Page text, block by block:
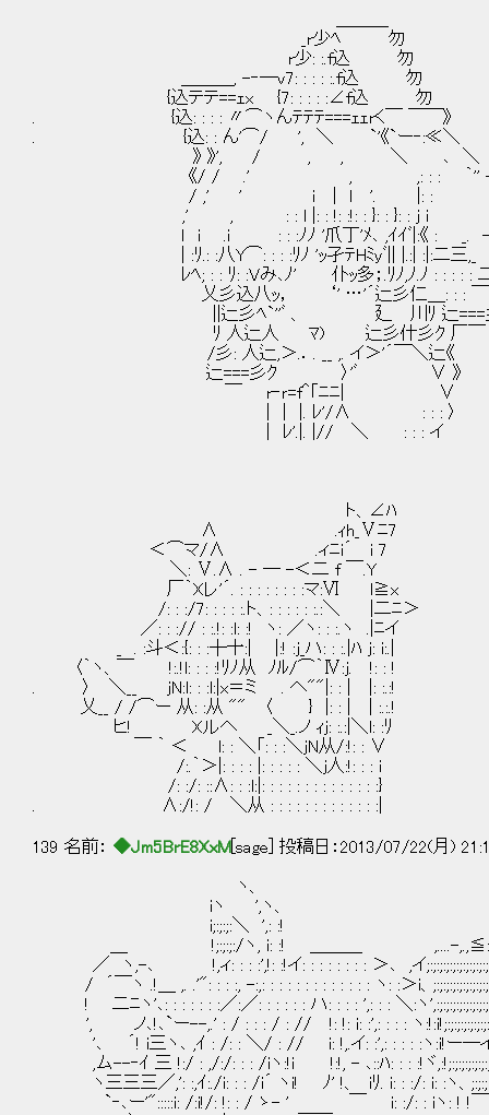
_r少ﾍ 勿
r少: :.f込 勿
＿＿＿, -‐─v7: : : : :.f込 勿
{込テテ==ｪx {7: : : : :∠f込 勿
. {込: : : : 〃⌒ヽんﾃﾃﾃ===ｪｪrく￣ ￣￣》
. {込: : ん'⌒/ ', ＼ `'《`ー‐:≪＼
》 》', / , , ＼ ､ ＼
《/ / .' , ,: : : ｀'' -
/ ,' ' i | l '. |: : ｀'' -
,' , : : l |: : !: :!: : }: : }:
ｌ i .i : : :ﾉﾉ '爪丁'ﾒ､ ,ｲｲﾞ|:《 : _. -
| :ﾘ.: :八Y⌒: : : :ﾘﾉ 'ｯ孑ﾃHﾐyﾞ|| |.:| :|:二三,_
ﾚﾍ; : : ﾘ: :Vみ､ﾉ' 仆ｯ多；.ﾘﾉ,ﾉ.ﾉ : : : : : 二
乂彡込八ｯ， ‘' …'´辷彡仁＿: : : ￣`
||辷彡ﾍ`''ﾞ 、 廴 川ﾘ 辷===彡' ヒナ
ﾘ 人辷人 ﾏ) 辷彡什彡ｸ 厂￣
/彡: 人辷,＞.．. __ ,. イ＞'´￣＼辷《 ヒナ
辷===彡ｸ 〉'ﾞ ∨ 》
￣ r‐ｒ=f＾｢ﾆﾆ| ∨
| | |. ﾚ'/∧ : : : 〉
| ﾚ'.|. |// ＼ : : : イ
ト、∠ﾊ
∧ .ｨh_Ⅴﾆ7
＜⌒マ/∧ .ィﾆi´ i 7
＼: Ⅴ.∧ . - ─ -＜二 f ￣.Y
厂｀Xレ'´. : : : : : : : :マ:Ⅵ l≧x
/: : :/7: : : : :.ト、: : : : : :.:＼ |二ﾆ＞
／: : :// : :.!: :l: :! ヽ: ／ヽ: : :.ヽ .|ﾆイ ぃや
_ . :斗＜:{: : :┼十:| |:! :j_ハ: : :.|ﾊ j: i:.| うみだ
〈｀ヽ、￣ !:.!l: : : :!ﾘﾉ从 ﾉﾙ/⌒｀Ⅳ:j. !: : !
. 〉 ＼__ jN:l: : :l:|x＝ミ . へ""|: : | |: :.:! す
乂__ / /⌒ー 从: :从 "" 〈 } |: : | | :.:.! ボク
ヒ! Xルへ _＼_.ノ ｨj: :.:|＼l: :ﾘ
￣ ｀ ＜ l: : ＼「: : :＼jN从/:!: : ∨ ねーちゃ
/:.｀＞|: : : : |: : : : : ＼j人:!: : : i
/: :/: ::∧: : :l:|: : : : : : : : : : : : : :}
. ∧:/!: / ＼从 : : : : : : : : : : : : :|
139 名前： ◆Jm5BrE8XxM [sage] 投稿日：2013/07/22(月)
ヽ、
iヽ ',ヽ、 ,
i;:;:;:＼ ',: :! , イ
＿ !;:;:;:/ヽ, i: :! ＿＿＿ ,....-
／ ヽ,-､ !,ィ: : : :',!: :!イ: : : : : : : : ＞､ ,イ
/ ´￣ヽ .!＿ ,. .'": : : :, -:,: : : : : : : : : : : : : ヽ: :＞i、
! 二ﾆヽ'､: : : : : : :／:／: : : : : : ハ: : : : ',: : : ＼:ヽ
', ノ､!､`ー--,.' : / : : : / : // !: !: i: :',: : : : ヽ:!:i!;:;:;:;:;:;:;:;;
'､ ´! i三ヽ､ ,ｲ : /: : ＼/ : // i: !,.イ: :',: : : : :ヽ:i!ー―イ
,ム--‐ｲ 三 !:/ : ,/:/: : : /iヽ:!i !:!, - ､::ﾊ: : : :!ヾ
ヽ三三三／,': :,ｲ:./i: : : /i´ ヽi! ﾉ' !、 iﾘ. i: : :/: i: :ヽ、
`‐､ー'":::::i: /:i!/: !: : / ゝ- ' ￣ i: :/: : iヽ: ! !￣